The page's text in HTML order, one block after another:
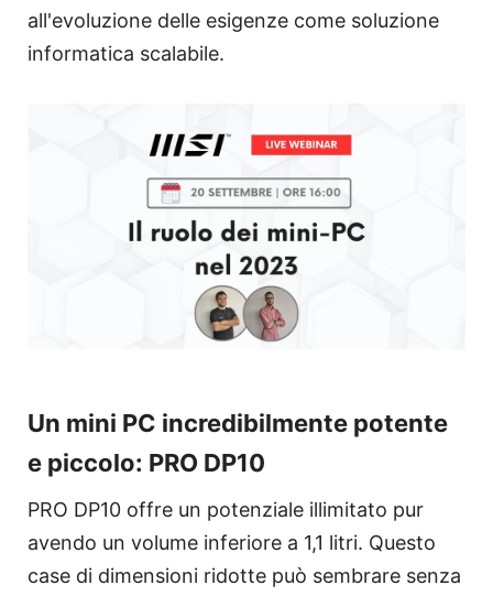
all'evoluzione delle esigenze come soluzione
informatica scalabile.
Un mini PC incredibilmente potente
e piccolo: PRO DP10
PRO DP10 offre un potenziale illimitato pur
avendo un volume inferiore a 1,1 litri. Questo
case di dimensioni ridotte può sembrare senza